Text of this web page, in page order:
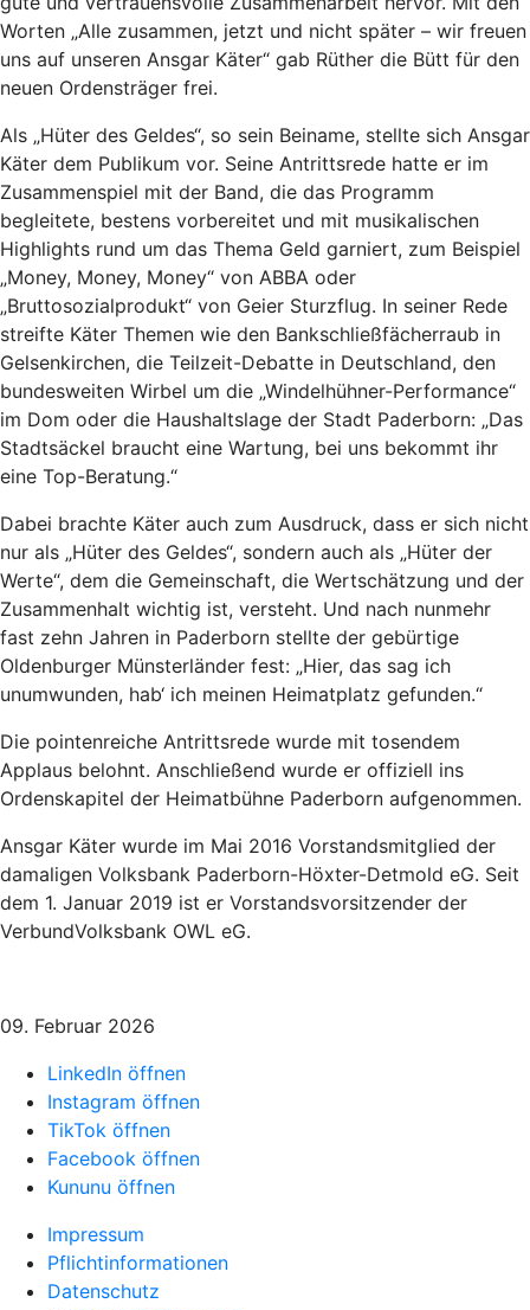
Worten „Alle zusammen, jetzt und nicht später – wir freuen
uns auf unseren Ansgar Käter“ gab Rüther die Bütt für den
neuen Ordensträger frei.
Als „Hüter des Geldes“, so sein Beiname, stellte sich Ansgar
Käter dem Publikum vor. Seine Antrittsrede hatte er im
Zusammenspiel mit der Band, die das Programm
begleitete, bestens vorbereitet und mit musikalischen
Highlights rund um das Thema Geld garniert, zum Beispiel
„Money, Money, Money“ von ABBA oder
„Bruttosozialprodukt“ von Geier Sturzflug. In seiner Rede
streifte Käter Themen wie den Bankschließfächerraub in
Gelsenkirchen, die Teilzeit-Debatte in Deutschland, den
bundesweiten Wirbel um die „Windelhühner-Performance“
im Dom oder die Haushaltslage der Stadt Paderborn: „Das
Stadtsäckel braucht eine Wartung, bei uns bekommt ihr
eine Top-Beratung.“
Dabei brachte Käter auch zum Ausdruck, dass er sich nicht
nur als „Hüter des Geldes“, sondern auch als „Hüter der
Werte“, dem die Gemeinschaft, die Wertschätzung und der
Zusammenhalt wichtig ist, versteht. Und nach nunmehr
fast zehn Jahren in Paderborn stellte der gebürtige
Oldenburger Münsterländer fest: „Hier, das sag ich
unumwunden, hab‘ ich meinen Heimatplatz gefunden.“
Die pointenreiche Antrittsrede wurde mit tosendem
Applaus belohnt. Anschließend wurde er offiziell ins
Ordenskapitel der Heimatbühne Paderborn aufgenommen.
Ansgar Käter wurde im Mai 2016 Vorstandsmitglied der
damaligen Volksbank Paderborn-Höxter-Detmold eG. Seit
dem 1. Januar 2019 ist er Vorstandsvorsitzender der
VerbundVolksbank OWL eG.
09. Februar 2026
LinkedIn öffnen
Instagram öffnen
TikTok öffnen
Facebook öffnen
Kununu öffnen
Impressum
Pflichtinformationen
Datenschutz